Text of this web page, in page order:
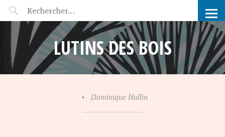
POP-UP FÉERIE
LUTINS DES BOIS
• Dominique Hullin